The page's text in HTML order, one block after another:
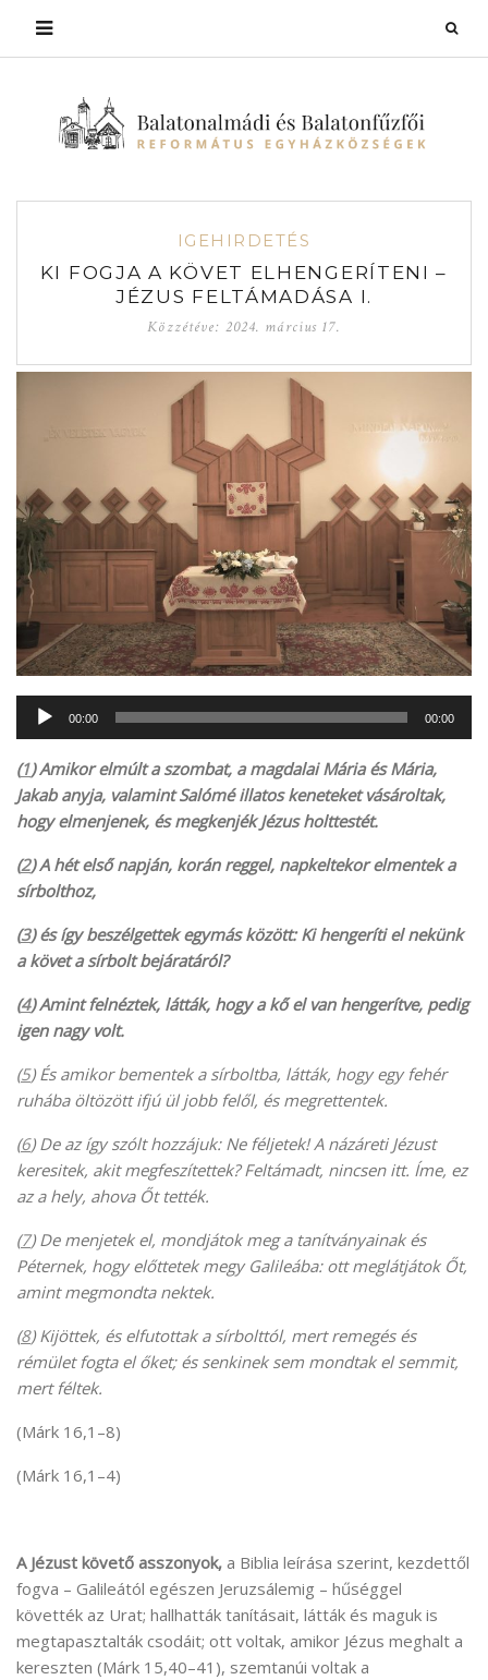
IGEHIRDETÉS
KI FOGJA A KÖVET ELHENGERÍTENI –
JÉZUS FELTÁMADÁSA I.
Közzétéve: 2024. március 17.
Audió
00:00 00:00
(1) Amikor elmúlt a szombat, a magdalai Mária és Mária,
Jakab anyja, valamint Salómé illatos keneteket vásároltak,
hogy elmenjenek, és megkenjék Jézus holttestét.
(2) A hét első napján, korán reggel, napkeltekor elmentek a
sírbolthoz,
(3) és így beszélgettek egymás között: Ki hengeríti el nekünk
a követ a sírbolt bejáratáról?
(4) Amint felnéztek, látták, hogy a kő el van hengerítve, pedig
igen nagy volt.
(5) És amikor bementek a sírboltba, látták, hogy egy fehér
ruhába öltözött ifjú ül jobb felől, és megrettentek.
(6) De az így szólt hozzájuk: Ne féljetek! A názáreti Jézust
keresitek, akit megfeszítettek? Feltámadt, nincsen itt. Íme, ez
az a hely, ahova Őt tették.
(7) De menjetek el, mondjátok meg a tanítványainak és
Péternek, hogy előttetek megy Galileába: ott meglátjátok Őt,
amint megmondta nektek.
(8) Kijöttek, és elfutottak a sírbolttól, mert remegés és
rémület fogta el őket; és senkinek sem mondtak el semmit,
mert féltek.
(Márk 16,1–8)
(Márk 16,1–4)
A Jézust követő asszonyok, a Biblia leírása szerint, kezdettől
fogva – Galileától egészen Jeruzsálemig – hűséggel
követték az Urat; hallhatták tanításait, látták és maguk is
megtapasztalták csodáit; ott voltak, amikor Jézus meghalt a
kereszten (Márk 15,40–41), szemtanúi voltak a